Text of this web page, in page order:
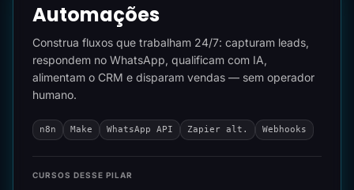
Automações
Construa fluxos que trabalham 24/7: capturam leads,
respondem no WhatsApp, qualificam com IA,
alimentam o CRM e disparam vendas — sem operador
humano.
n8n Make WhatsApp API Zapier alt. Webhooks
CURSOS DESSE PILAR